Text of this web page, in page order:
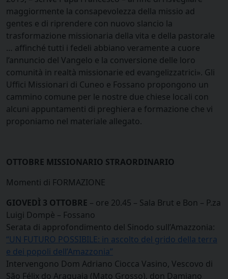
maggiormente la consapevolezza della missio ad
gentes e di riprendere con nuovo slancio la
trasformazione missionaria della vita e della pastorale
… affinché tutti i fedeli abbiano veramente a cuore
l’annuncio del Vangelo e la conversione delle loro
comunità in realtà missionarie ed evangelizzatrici». Gli
Uffici Missionari di Cuneo e Fossano propongono un
cammino comune per le nostre due chiese locali con
alcuni appuntamenti di preghiera e formazione che vi
proponiamo nel materiale allegato.
OTTOBRE MISSIONARIO STRAORDINARIO
Momenti di FORMAZIONE
GIOVEDÌ 3 OTTOBRE – ore 20.45 – Sala Brut e Bon – P.za
Luigi Dompè – Fossano
Serata di approfondimento del Sinodo sull’Amazzonia:
“UN FUTURO POSSIBILE: in ascolto del grido della terra
e dei popoli dell’Amazzonia”
Intervengono Dom Adriano Ciocca Vasino, Vescovo di
São Félix do Araguaia (Mato Grosso), don Damiano